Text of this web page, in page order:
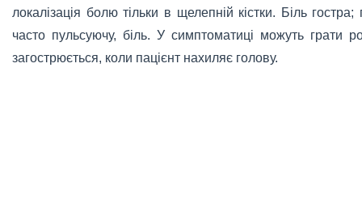
локалізація болю тільки в щелепній кістки. Біль
часто пульсуючу, біль. У симптоматиці можуть грати
загострюється, коли пацієнт нахиляє голову.